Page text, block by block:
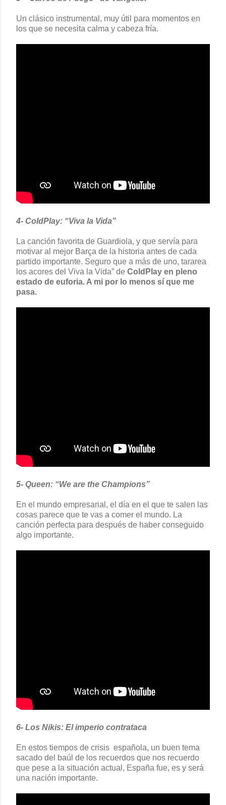
Un clásico instrumental, muy útil para momentos en
los que se necesita calma y cabeza fría.
4- ColdPlay: “Viva la Vida”
La canción favorita de Guardiola, y que servía para
motivar al mejor Barça de la historia antes de cada
partido importante. Seguro que a más de uno, tararea
los acores del Viva la Vida” de ColdPlay en pleno
estado de euforia. A mi por lo menos sí que me
pasa.
5- Queen: “We are the Champions”
En el mundo empresarial, el día en el que te salen las
cosas parece que te vas a comer el mundo. La
canción perfecta para después de haber conseguido
algo importante.
6- Los Nikis: El imperio contrataca
En estos tiempos de crisis española, un buen tema
sacado del baúl de los recuerdos que nos recuerdo
que pese a la situación actual, España fue, es y será
una nación importante.